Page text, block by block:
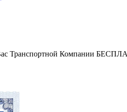
Транспортной Компании